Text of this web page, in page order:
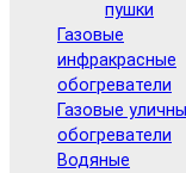
пушки
Газовые
инфракрасные
обогреватели
Газовые
обогреватели
Водяные